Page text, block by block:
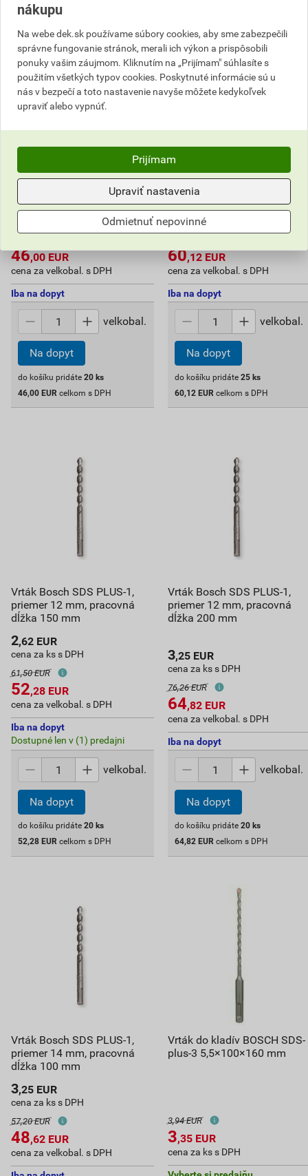
Vrták Bosch SDS PLUS-1,
priemer 12 mm, pracovná
dĺžka 100 mm
2,30EUR
46,00 EUR
cena za velkobal. s DPH
Iba na dopyt
velkobal.
Na dopyt
do košíku pridáte 20 ks
46,00 EUR celkom s DPH
Vrták Bosch SDS-PLUS-1,
priemer 8 mm, pracovná
2,41EUR
cena za ks s DPH
60,12EUR
cena za velkobal. s DPH
Iba na dopyt
velkobal.
Na dopyt
do košíku pridáte 25 ks
60,12 EUR celkom s DPH
Vrták Bosch SDS PLUS-1,
priemer 12 mm, pracovná
dĺžka 150 mm
2,62 EUR
cena za ks s DPH
61,50 EUR
52,28 EUR
cena za velkobal. s DPH
Iba na dopyt
Dostupné len v (1) predajni
velkobal.
Na dopyt
do košíku pridáte 20 ks
52,28 EUR celkom s DPH
Vrták Bosch SDS PLUS-1,
priemer 12 mm, pracovná
dĺžka 200 mm
3,25EUR
cena za ks s DPH
76,26 EUR
64,82EUR
cena za velkobal. s DPH
Iba na dopyt
velkobal.
Na dopyt
do košíku pridáte 20 ks
64,82 EUR celkom s DPH
Vrták Bosch SDS PLUS-1,
priemer 14 mm, pracovná
dĺžka 100 mm
3,25 EUR
cena za ks s DPH
57,20 EUR
48,62 EUR
cena za velkobal. s DPH
Vrták do kladív BOSCH SDS-
plus-3 5,5×100×160 mm
3,94 EUR
3,35EUR
cena za ks s DPH
nákupu
Na webe dek.sk používame súbory cookies, aby sme zabezpečili
správne fungovanie stránok, merali ich výkon a prispôsobili
ponuky vašim záujmom. Kliknutím na „Prijímam" súhlasíte s
použitím všetkých typov cookies. Poskytnuté informácie sú u
nás v bezpečí a toto nastavenie navyše môžete kedykoľvek
upraviť alebo vypnúť.
Prijímam
Upraviť nastavenia
Odmietnuť nepovinné